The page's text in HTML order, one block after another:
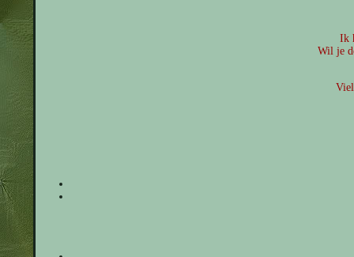
Ik
Wil je